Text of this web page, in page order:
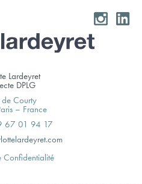
Skip
to
Lardeyret
DPLG
Courty
– France
67 01 94 17
Confidentialité